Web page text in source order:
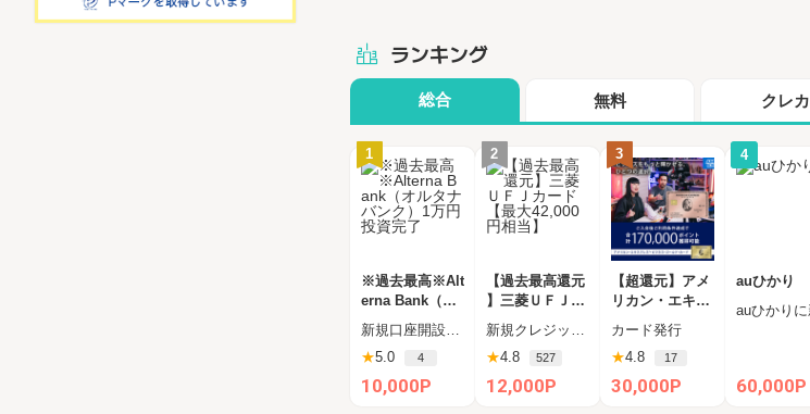
ランキング
総合 無料 クレカ
1
※過去最高※Alt
erna Bank（オ
ルタナバンク）
1万円投資完了
★5.0 4
10,000P
2
【過去最高還元
】三菱ＵＦＪカ
ード【最大42,0
00円相当】
★4.8 527
12,000P
3
【超還元】アメ
リカン・エキス
プレス・ビジネ
ス・ゴールド・
カード
カード発行
★4.8 17
30,000P
4
auひかり
60,000P